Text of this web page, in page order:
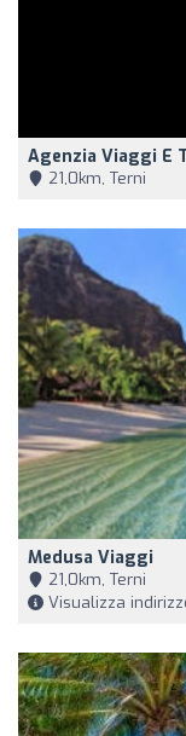
Agenzia Viaggi E
21,0km, Terni
Medusa Viaggi
21,0km, Terni
Visualizza